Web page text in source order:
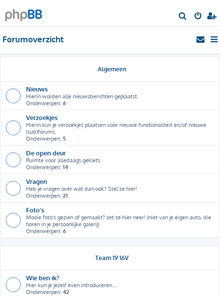
o
Forumoverzicht
Algemeen
Nieuws
Hierin worden alle nieuwsberichten geplaatst.
Onderwerpen: 6
Verzoekjes
Hierin kun je verzoekjes plaatsen voor nieuwe functionaliteit en/of nieuwe
(sub)forums.
Onderwerpen: 5
De open deur
Ruimte voor alledaags geklets
Onderwerpen: 14
Vragen
Heb je vragen over wat dan ook? Stel ze hier!
Onderwerpen: 21
Foto's
Mooie foto's gezien of gemaakt? zet ze hier neer! (niet van je eigen auto, die
horen in je persoonlijke galerij)
Onderwerpen: 6
Team 19 16V
Wie ben ik?
Hier kun je jezelf even introduceren....
Onderwerpen: 42